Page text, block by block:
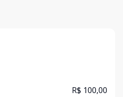
R$ 100,00